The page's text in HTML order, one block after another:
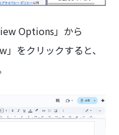
Options」から
をクリックすると、